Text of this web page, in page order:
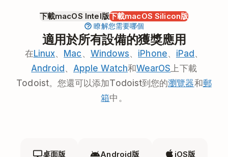
下載macOS Intel版下載macOS Silicon版
瞭解您需要哪個
適用於所有設備的獲獎應用
在Linux Mac Windows iPhone iPad
Android
Apple Watch和WearOS 上下載
Todoist。您還可以添加Todoist到您的瀏覽器和郵
箱中。
桌面版 Android版 iOS版